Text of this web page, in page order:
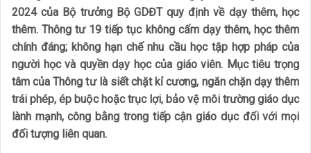
2024 của Bộ trưởng Bộ GDĐT quy định về dạy thêm, học
thêm. Thông tư 19 tiếp tục không cấm dạy thêm, học thêm
chính đáng; không hạn chế nhu cầu học tập hợp pháp của
người học và quyền dạy học của giáo viên. Mục tiêu trọng
tâm của Thông tư là siết chặt kỉ cương, ngăn chặn dạy thêm
trái phép, ép buộc hoặc trục lợi, bảo vệ môi trường giáo dục
lành mạnh, công bằng trong tiếp cận giáo dục đối với mọi
đối tượng liên quan.